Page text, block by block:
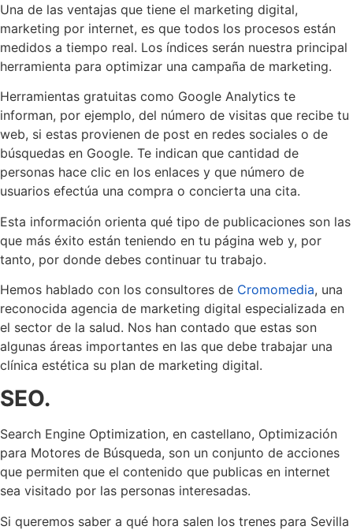
Una de las ventajas que tiene el marketing digital,
marketing por internet, es que todos los procesos están
medidos a tiempo real. Los índices serán nuestra principal
herramienta para optimizar una campaña de marketing.
Herramientas gratuitas como Google Analytics te
informan, por ejemplo, del número de visitas que recibe tu
web, si estas provienen de post en redes sociales o de
búsquedas en Google. Te indican que cantidad de
personas hace clic en los enlaces y que número de
usuarios efectúa una compra o concierta una cita.
Esta información orienta qué tipo de publicaciones son las
que más éxito están teniendo en tu página web y, por
tanto, por donde debes continuar tu trabajo.
Hemos hablado con los consultores de Cromomedia, una
reconocida agencia de marketing digital especializada en
el sector de la salud. Nos han contado que estas son
algunas áreas importantes en las que debe trabajar una
clínica estética su plan de marketing digital.
SEO.
Search Engine Optimization, en castellano, Optimización
para Motores de Búsqueda, son un conjunto de acciones
que permiten que el contenido que publicas en internet
sea visitado por las personas interesadas.
Si queremos saber a qué hora salen los trenes para Sevilla